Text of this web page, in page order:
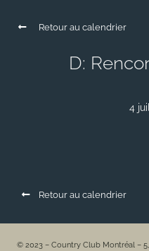
Retour au calendrier
D:
4
Retour au calendrier
© 2023 – Country Club Montréal –